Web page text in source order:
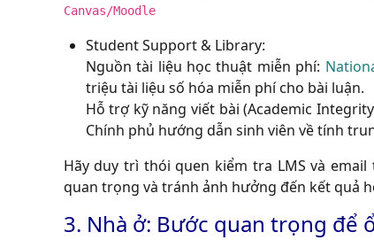
Canvas/Moodle
Student Support & Library:
Nguồn tài liệu học thuật miễn phí:
triệu tài liệu số hóa miễn phí cho bài luận.
Hỗ trợ kỹ năng viết bài (Academic
Chính phủ hướng dẫn sinh viên về tính
Hãy duy trì thói quen kiểm tra LMS và
quan trọng và tránh ảnh hưởng đến kết quả
3. Nhà ở: Bước quan trọng để